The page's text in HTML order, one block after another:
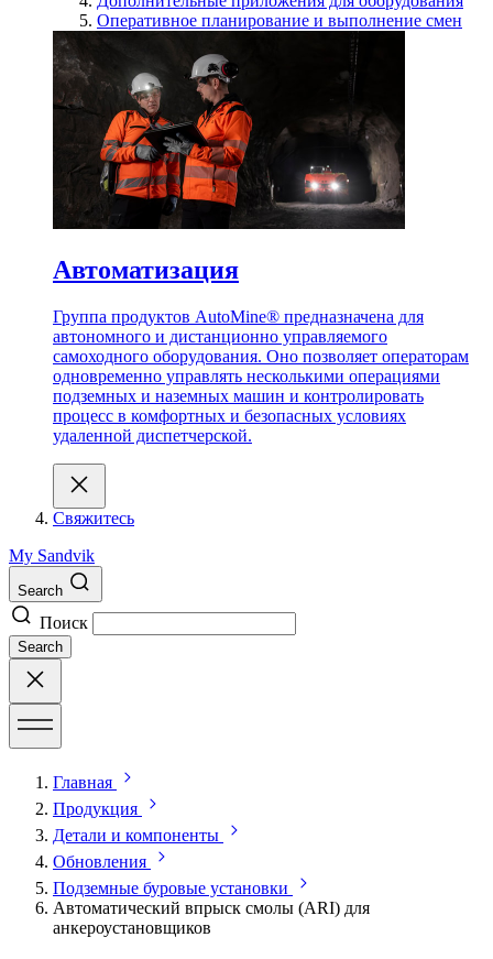
Оперативное планирование и выполнение смен
Автоматизация
Группа продуктов AutoMine® предназначена для
автономного и дистанционно управляемого
самоходного оборудования. Оно позволяет операторам
одновременно управлять несколькими операциями
подземных и наземных машин и контролировать
процесс в комфортных и безопасных условиях
удаленной диспетчерской.
Свяжитесь
My Sandvik
Search
Поиск
Search
Главная
Продукция
Детали и компоненты
Обновления
Подземные буровые установки
Автоматический впрыск смолы (ARI) для
анкероустановщиков